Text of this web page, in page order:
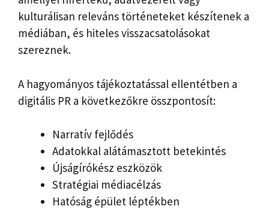
kulturálisan releváns történeteket készítenek a
médiában, és hiteles visszacsatolásokat
szereznek.
A hagyományos tájékoztatással ellentétben a
digitális PR a következőkre összpontosít:
Narratív fejlődés
Adatokkal alátámasztott betekintés
Újságírókész eszközök
Stratégiai médiacélzás
Hatóság épület léptékben